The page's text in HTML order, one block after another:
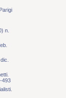
n.
493